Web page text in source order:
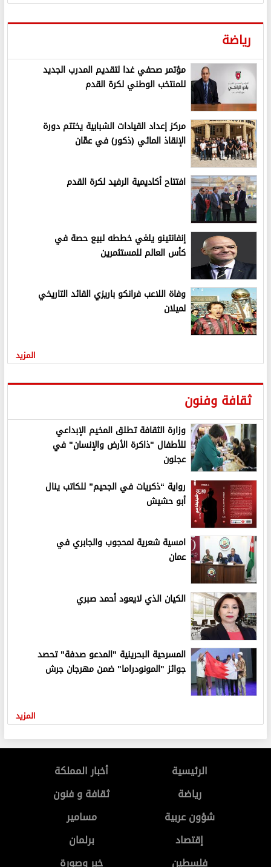
رياضة
مؤتمر صحفي غدا لتقديم المدرب الجديد
للمنتخب الوطني لكرة القدم
مركز إعداد القيادات الشبابية يختتم دورة
الإنقاذ المائي (ذكور) في عمّان
افتتاح أكاديمية الرفيد لكرة القدم
إنفانتينو يلغي خططه لبيع حصة في
كأس العالم للمستثمرين
وفاة اللاعب فرانكو باريزي القائد التاريخي
لميلان
المزيد
ثقافة وفنون
وزارة الثقافة تطلق المخيم الإبداعي
للأطفال "ذاكرة الأرض والإنسان" في
عجلون
رواية “ذكريات في الجحيم” للكاتب ينال
أبو حشيش
امسية شعرية لمحجوب والجابري في
عمان
الكيان الذي لايعود أحمد صبري
المسرحية البحرينية "المدعو صدفة" تحصد
جوائز "المونودراما" ضمن مهرجان جرش
المزيد
الرئيسية
أخبار المملكة
رياضة
ثقافة و فنون
شؤون عربية
مسامير
إقتصاد
برلمان
فلسطين
خبر وصورة